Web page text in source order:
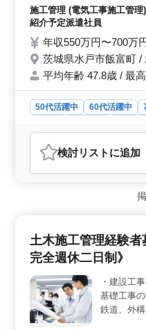
ー福利厚
会保険完
理経験 ・
くは2級 工
など ・賞
が充実 ・
安定した
施工管理 (電気工事施工管
紹介予定派遣社員
年収550万円〜700万
茨城県水戸市飯富町 /
平均年齢 47.8歳 / 最
50代活躍中 60代活躍中
おすすめポイント
＜経験者優遇＞ 電気工
年の方に向けたポジショ
を活かして安定したキャ
す。 ＜福利厚生充実
定感のある会社で長く働
検討リスト に追加
土木施工管理経験者
完全週休二日制》
・建設工
基礎工事
鉄道、外